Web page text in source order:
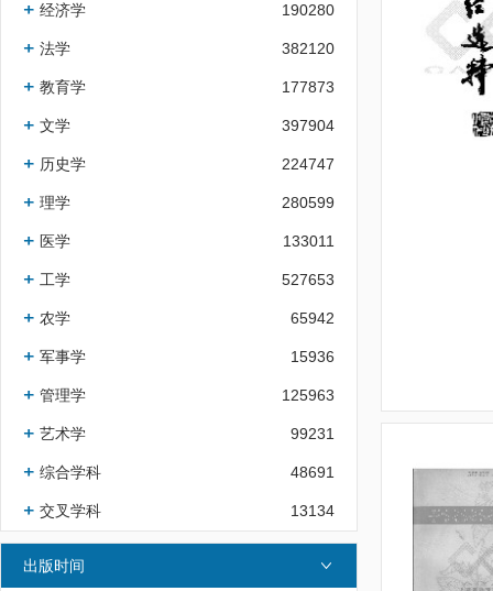
经济学 190280
法学 382120
教育学 177873
文学 397904
历史学 224747
理学 280599
医学 133011
工学 527653
农学 65942
军事学 15936
管理学 125963
艺术学 99231
综合学科 48691
交叉学科 13134
出版时间